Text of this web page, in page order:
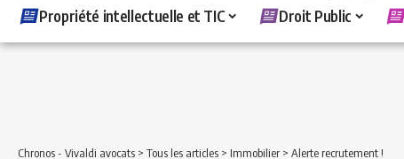
Propriété intellectuelle et TIC
Droit Public
Chronos - Vivaldi avocats > Tous les articles > Immobilier > Alerte recrutement !